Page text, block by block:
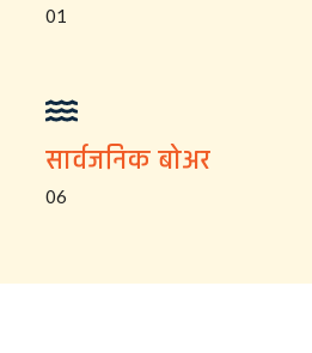
01
सार्वजनिक बोअर
06